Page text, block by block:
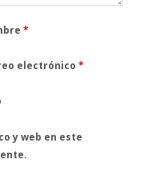
*
electrónico*
y web en este